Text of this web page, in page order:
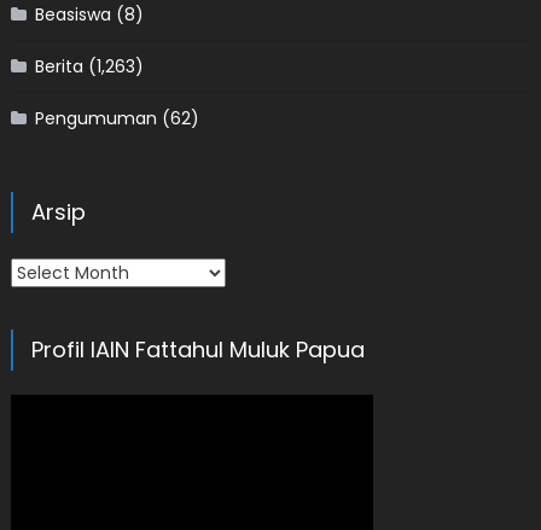
Beasiswa (8)
Berita (1,263)
Pengumuman (62)
Arsip
Arsip
Profil IAIN Fattahul Muluk Papua